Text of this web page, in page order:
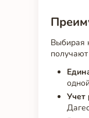
Выбирая
Учет